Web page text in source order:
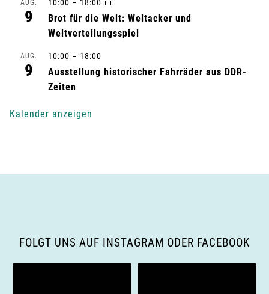
v
a
AUG.
9
10:00 – 18:00
Brot für die Welt: Weltacker und
Weltverteilungsspiel
AUG.
9
10:00 – 18:00
Ausstellung historischer Fahrräder aus DDR-
Zeiten
Kalender anzeigen
FOLGT UNS AUF INSTAGRAM ODER FACEBOOK